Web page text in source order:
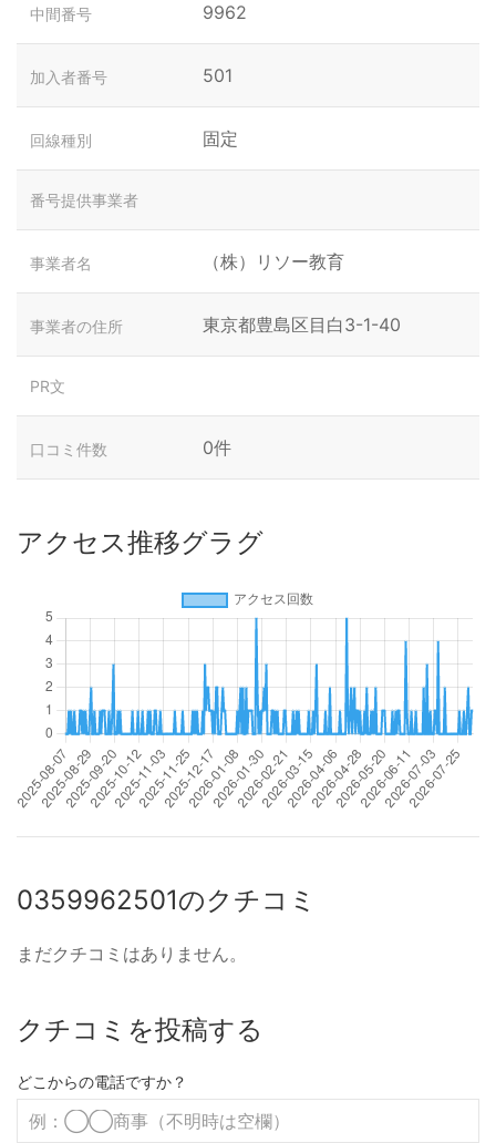
中間番号 9962
加入者番号 501
回線種別 固定
番号提供事業者
事業者名 （株）リソー教育
事業者の住所 東京都豊島区目白3-1-40
PR文
口コミ件数 0件
アクセス推移グラグ
0359962501のクチコミ
まだクチコミはありません。
クチコミを投稿する
どこからの電話ですか？